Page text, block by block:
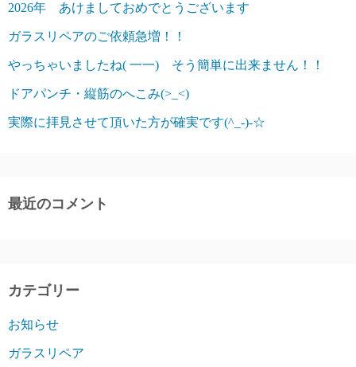
2026年 あけましておめでとうございます
ガラスリペアのご依頼急増！！
やっちゃいましたね( 一一) そう簡単に出来ません！！
ドアパンチ・縦筋のへこみ(>_<)
実際に拝見させて頂いた方が確実です(^_-)-☆
最近のコメント
カテゴリー
お知らせ
ガラスリペア